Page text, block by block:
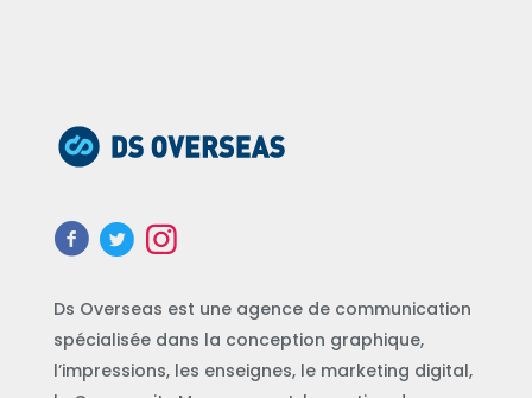
Ds Overseas est une agence de communication
spécialisée dans la conception graphique,
l’impressions, les enseignes, le marketing digital,